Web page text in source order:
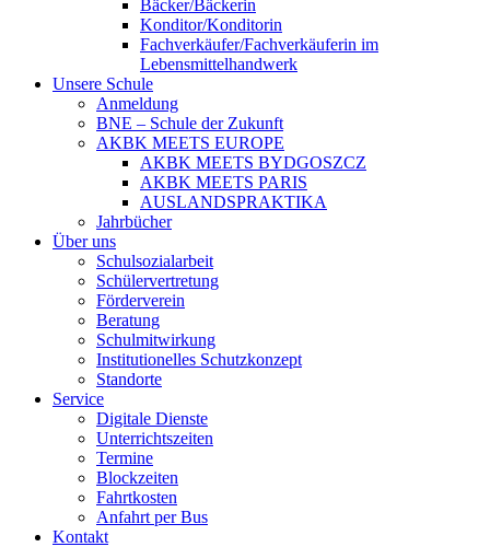
Bäcker/Bäckerin
Konditor/Konditorin
Fachverkäufer/Fachverkäuferin im
Lebensmittelhandwerk
Unsere Schule
Anmeldung
BNE – Schule der Zukunft
AKBK MEETS EUROPE
AKBK MEETS BYDGOSZCZ
AKBK MEETS PARIS
AUSLANDSPRAKTIKA
Jahrbücher
Über uns
Schulsozialarbeit
Schülervertretung
Förderverein
Beratung
Schulmitwirkung
Institutionelles Schutzkonzept
Standorte
Service
Digitale Dienste
Unterrichtszeiten
Termine
Blockzeiten
Fahrtkosten
Anfahrt per Bus
Kontakt